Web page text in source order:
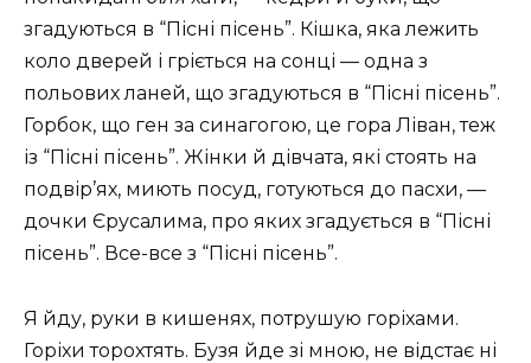
згадуються в “Пісні пісень”. Кішка, яка лежить
коло дверей і гріється на сонці — одна з
польових ланей, що згадуються в “Пісні пісень”.
Горбок, що ген за синагогою, це гора Ліван, теж
із “Пісні пісень”. Жінки й дівчата, які стоять на
подвір’ях, миють посуд, готуються до пасхи, —
дочки Єрусалима, про яких згадується в “Пісні
пісень”. Все-все з “Пісні пісень”.
Я йду, руки в кишенях, потрушую горіхами.
Горіхи торохтять. Бузя йде зі мною, не відстає ні